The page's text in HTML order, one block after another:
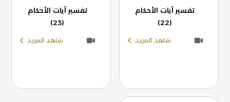
تفسير آيات الأحكام
(22)
شاهد المزيد
تفسير آيات الأحكام
(23)
شاهد المزيد